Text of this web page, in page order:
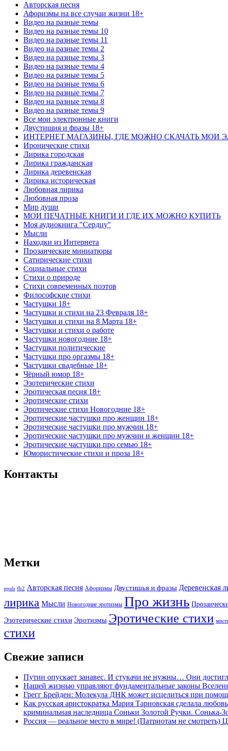
Авторская песня
Афоризмы на все случаи жизни 18+
Видео на разные темы
Видео на разные темы 10
Видео на разные темы 11
Видео на разные темы 2
Видео на разные темы 3
Видео на разные темы 4
Видео на разные темы 5
Видео на разные темы 6
Видео на разные темы 7
Видео на разные темы 8
Видео на разные темы 9
Все мои электронные книги
Двустишия и фразы 18+
ИНТЕРНЕТ МАГАЗИНЫ, ГДЕ МОЖНО СКАЧАТЬ МОИ
Иронические стихи
Лирика городская
Лирика гражданская
Лирика деревенская
Лирика историческая
Любовная лирика
Любовная проза
Мир души
МОИ ПЕЧАТНЫЕ КНИГИ И ГДЕ ИХ МОЖНО КУПИТЬ
Моя аудиокнига "Сердцу"
Мысли
Находки из Интернета
Прозаические миниатюры
Сатирические стихи
Социальные стихи
Стихи о природе
Стихи современных поэтов
Философские стихи
Частушки 18+
Частушки и стихи на 23 Февраля 18+
Частушки и стихи на 8 Марта 18+
Частушки и стихи о работе
Частушки новогодние 18+
Частушки политические
Частушки про оргазмы 18+
Частушки свадебные 18+
Чёрный юмор 18+
Эзотерические стихи
Эротическая песня 18+
Эротические стихи
Эротические стихи Новогодние 18+
Эротические частушки про женщин 18+
Эротические частушки про мужчин 18+
Эротические частушки про мужчин и женщин 18+
Эротические частушки про семью 18+
Юмористические стихи и проза 18+
Контакты
Метки
epub fb2 Авторская песня Афоризмы Двустишья и фразы Деревенская
лирика Мысли Новогодние эротизмы Про жизнь
Эзотерические стихи Эротизмы Эротические стихи
стихи
Свежие записи
Путин опускает занавес. И стукачи не нужны… Они
Нашей жизнью управляют фундаментальные законы
Грегг Брейден: Молекула ДНК может исцелиться при
Как русская аристократка Мария Тарновская сделала
криминальная наследница Соньки Золотой Ручки. Сонька-
Россия — реальное место в мире! (Патриотам не смотреть)